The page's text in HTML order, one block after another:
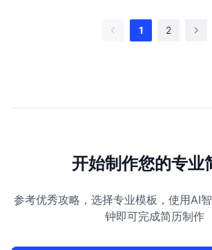
1 2
开始制作您的专业
参考优秀攻略，选择专业模板，使用AI
钟即可完成简历制作